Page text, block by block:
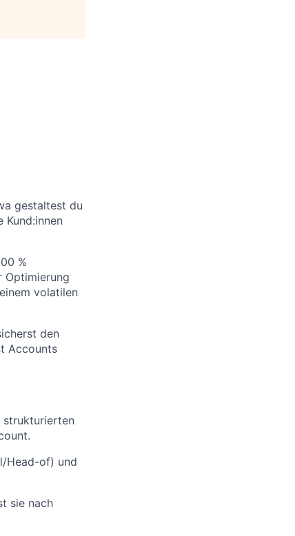
gestaltest du
Kund:innen
%
Optimierung
volatilen
den
Accounts
strukturierten
Head-of) und
sie nach